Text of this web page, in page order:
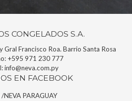
CONGELADOS S.A.
Gral Francisco Roa. Barrio Santa Rosa
+595 971 230 777
info@neva.com.py
EN FACEBOOK
/NEVA PARAGUAY